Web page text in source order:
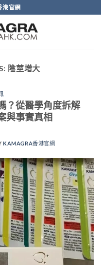
港官網
陰莖增大
？從醫學角度拆解
與事實真相
KAMAGRA香港官網